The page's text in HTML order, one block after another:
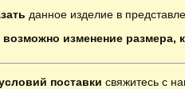
данное изделие в
возможно изменение размера,
поставки свяжитесь с